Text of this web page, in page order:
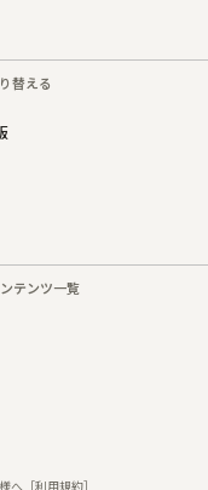
替える
テンツ一覧
へ［利用規約］